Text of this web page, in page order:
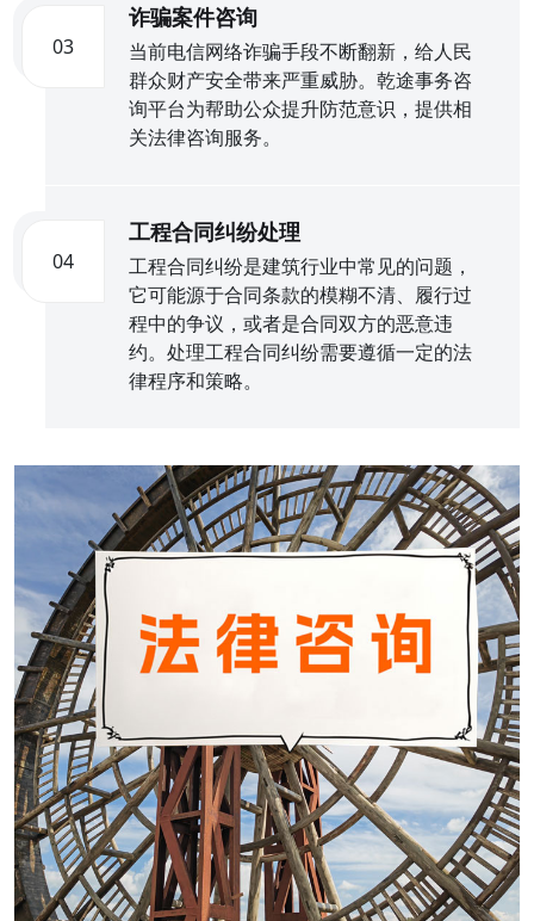
03
诈骗案件咨询
当前电信网络诈骗手段不断翻新，给人民
群众财产安全带来严重威胁。乾途事务咨
询平台为帮助公众提升防范意识，提供相
关法律咨询服务。
04
工程合同纠纷处理
工程合同纠纷是建筑行业中常见的问题，
它可能源于合同条款的模糊不清、履行过
程中的争议，或者是合同双方的恶意违
约。处理工程合同纠纷需要遵循一定的法
律程序和策略。